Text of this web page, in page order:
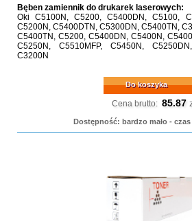
Bęben zamiennik do drukarek laserowych:
Oki C5100N, C5200, C5400DN, C5100,
C5200N, C5400DTN, C5300DN, C5400TN,
C5400TN, C5200, C5400DN, C5400N,
C5250N, C5510MFP, C5450N,
C3200N
Do koszyka
Cena brutto: 85.87
Dostępność: bardzo mało - czas